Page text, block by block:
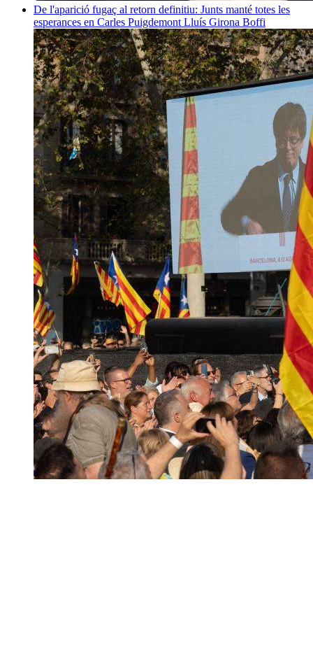
De l'aparició fugaç al retorn definitiu: Junts manté totes les
esperances en Carles Puigdemont Lluís Girona Boffi